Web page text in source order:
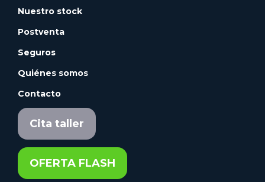
Nuestro stock
Postventa
Seguros
Quiénes somos
Contacto
Cita taller
OFERTA FLASH